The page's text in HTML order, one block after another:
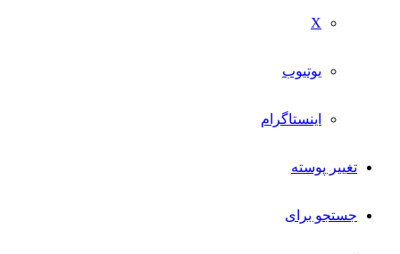
X
یوتیوب
اینستاگرام
تغییر پوسته
جستجو برای